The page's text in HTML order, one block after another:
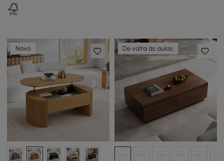
Novo De volta às aulas